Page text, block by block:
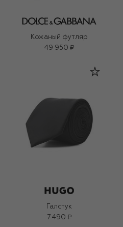
Кожаный футляр
49 950 ₽
Галстук
7 490 ₽